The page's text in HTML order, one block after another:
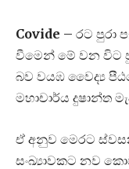
Covide – රට පුරා
වීමෙන් මේ වන විට
බව වයඹ වෛද්‍ය
මහාචාර්ය දුෂාන්ත
ඒ අනුව මෙරට
සංඛ්‍යාවකට නව